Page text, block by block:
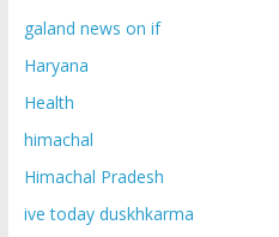
galand news on if
Haryana
Health
himachal
Himachal Pradesh
ive today duskhkarma